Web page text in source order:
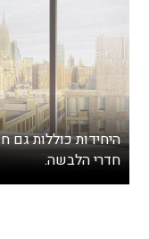
היחידות כוללות גם
חדרי הלבשה.